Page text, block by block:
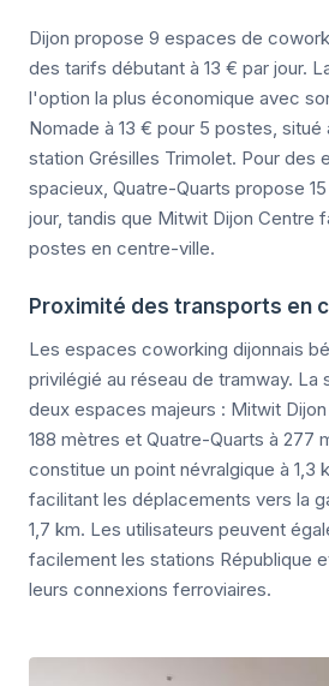
Dijon propose 9 espaces de
des tarifs débutant à 13 € par jour.
l'option la plus économique avec
Nomade à 13 € pour 5 postes, situé
station Grésilles Trimolet. Pour des
spacieux, Quatre-Quarts propose
jour, tandis que Mitwit Dijon Centre
postes en centre-ville.
Proximité des transports en
Les espaces coworking dijonnais
privilégié au réseau de tramway.
deux espaces majeurs : Mitwit
188 mètres et Quatre-Quarts à 277
constitue un point névralgique à 1,3
facilitant les déplacements vers la
1,7 km. Les utilisateurs peuvent
facilement les stations République
leurs connexions ferroviaires.